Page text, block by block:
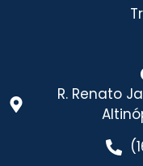
R. Renato